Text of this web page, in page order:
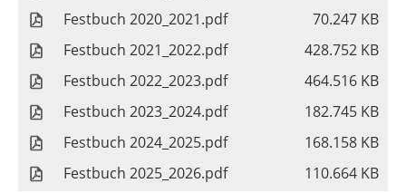
Festbuch 2020_2021.pdf
70.247 KB
Festbuch 2021_2022.pdf
428.752 KB
Festbuch 2022_2023.pdf
464.516 KB
Festbuch 2023_2024.pdf
182.745 KB
Festbuch 2024_2025.pdf
168.158 KB
Festbuch 2025_2026.pdf
110.664 KB